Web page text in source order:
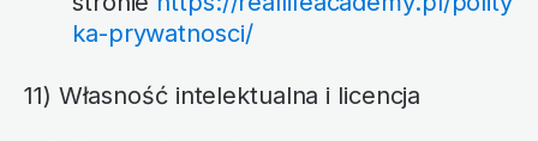
ka-prywatnosci/
11) Własność intelektualna i licencja